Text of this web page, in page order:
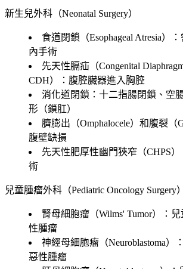
新生兒外科（Neonatal Surgery）
食道閉鎖（Esophageal Atresia）
內手術
先天性膈疝（Congenital
CDH）：腹腔臟器進入胸腔
消化道閉鎖：十二指腸閉鎖、空
形（鎖肛）
臍膨出（Omphalocele）和腹裂（
腹壁缺損
先天性肥厚性幽門狹窄（CHPS
術
兒童腫瘤外科（Pediatric Oncology Surgery）
腎母細胞瘤（Wilms' Tumor）：
性腫瘤
神經母細胞瘤（Neuroblastoma）
惡性腫瘤